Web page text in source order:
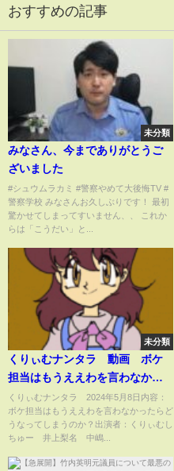
おすすめの記事
未分類
みなさん、今までありがとうご
ざいました
#シュウムラカミ #警察やめて大後悔TV #
警察学校 みなさんお久しぶりです！ 最初
驚かせてしまってすいません、、 これか
らは「こうだい」と...
未分類
くりぃむナンタラ 動画 ボケ
担当はもうええわを言わなかっ
たらどうなってしまうのか？ 5
月8日
くりぃむナンタラ 2024年5月8日内容：
ボケ担当はもうええわを言わなかったらど
うなってしまうのか？出演者：くりぃむし
ちゅー 井上梨名 中嶋...